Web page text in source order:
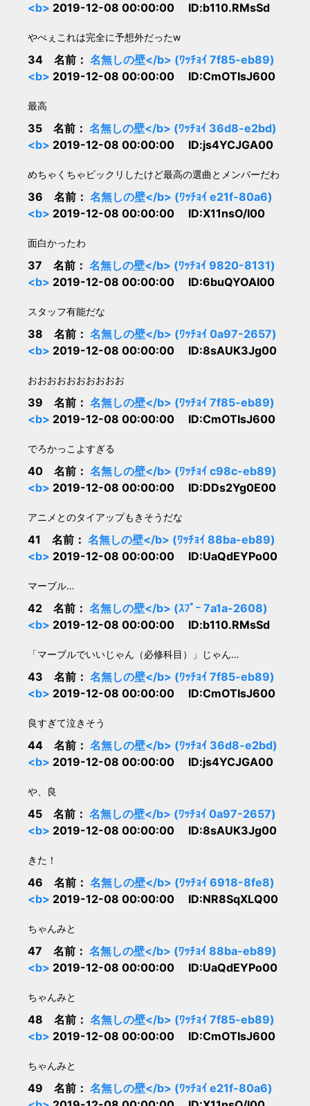
<b> 2019-12-08 00:00:00 ID:b110.RMsSd
やべぇこれは完全に予想外だったw
34 名前： 名無しの壁</b> (ﾜｯﾁｮｲ 7f85-eb89)
<b> 2019-12-08 00:00:00 ID:CmOTIsJ600
最高
35 名前： 名無しの壁</b> (ﾜｯﾁｮｲ 36d8-e2bd)
<b> 2019-12-08 00:00:00 ID:js4YCJGA00
めちゃくちゃビックリしたけど最高の選曲とメンバーだわ
36 名前： 名無しの壁</b> (ﾜｯﾁｮｲ e21f-80a6)
<b> 2019-12-08 00:00:00 ID:X11nsO/I00
面白かったわ
37 名前： 名無しの壁</b> (ﾜｯﾁｮｲ 9820-8131)
<b> 2019-12-08 00:00:00 ID:6buQYOAI00
スタッフ有能だな
38 名前： 名無しの壁</b> (ﾜｯﾁｮｲ 0a97-2657)
<b> 2019-12-08 00:00:00 ID:8sAUK3Jg00
おおおおおおおおおお
39 名前： 名無しの壁</b> (ﾜｯﾁｮｲ 7f85-eb89)
<b> 2019-12-08 00:00:00 ID:CmOTIsJ600
でろかっこよすぎる
40 名前： 名無しの壁</b> (ﾜｯﾁｮｲ c98c-eb89)
<b> 2019-12-08 00:00:00 ID:DDs2Yg0E00
アニメとのタイアップもきそうだな
41 名前： 名無しの壁</b> (ﾜｯﾁｮｲ 88ba-eb89)
<b> 2019-12-08 00:00:00 ID:UaQdEYPo00
マーブル…
42 名前： 名無しの壁</b> (ｽﾌﾟｰ 7a1a-2608)
<b> 2019-12-08 00:00:00 ID:b110.RMsSd
「マーブルでいいじゃん（必修科目）」じゃん…
43 名前： 名無しの壁</b> (ﾜｯﾁｮｲ 7f85-eb89)
<b> 2019-12-08 00:00:00 ID:CmOTIsJ600
良すぎて泣きそう
44 名前： 名無しの壁</b> (ﾜｯﾁｮｲ 36d8-e2bd)
<b> 2019-12-08 00:00:00 ID:js4YCJGA00
や、良
45 名前： 名無しの壁</b> (ﾜｯﾁｮｲ 0a97-2657)
<b> 2019-12-08 00:00:00 ID:8sAUK3Jg00
きた！
46 名前： 名無しの壁</b> (ﾜｯﾁｮｲ 6918-8fe8)
<b> 2019-12-08 00:00:00 ID:NR8SqXLQ00
ちゃんみと
47 名前： 名無しの壁</b> (ﾜｯﾁｮｲ 88ba-eb89)
<b> 2019-12-08 00:00:00 ID:UaQdEYPo00
ちゃんみと
48 名前： 名無しの壁</b> (ﾜｯﾁｮｲ 7f85-eb89)
<b> 2019-12-08 00:00:00 ID:CmOTIsJ600
ちゃんみと
49 名前： 名無しの壁</b> (ﾜｯﾁｮｲ e21f-80a6)